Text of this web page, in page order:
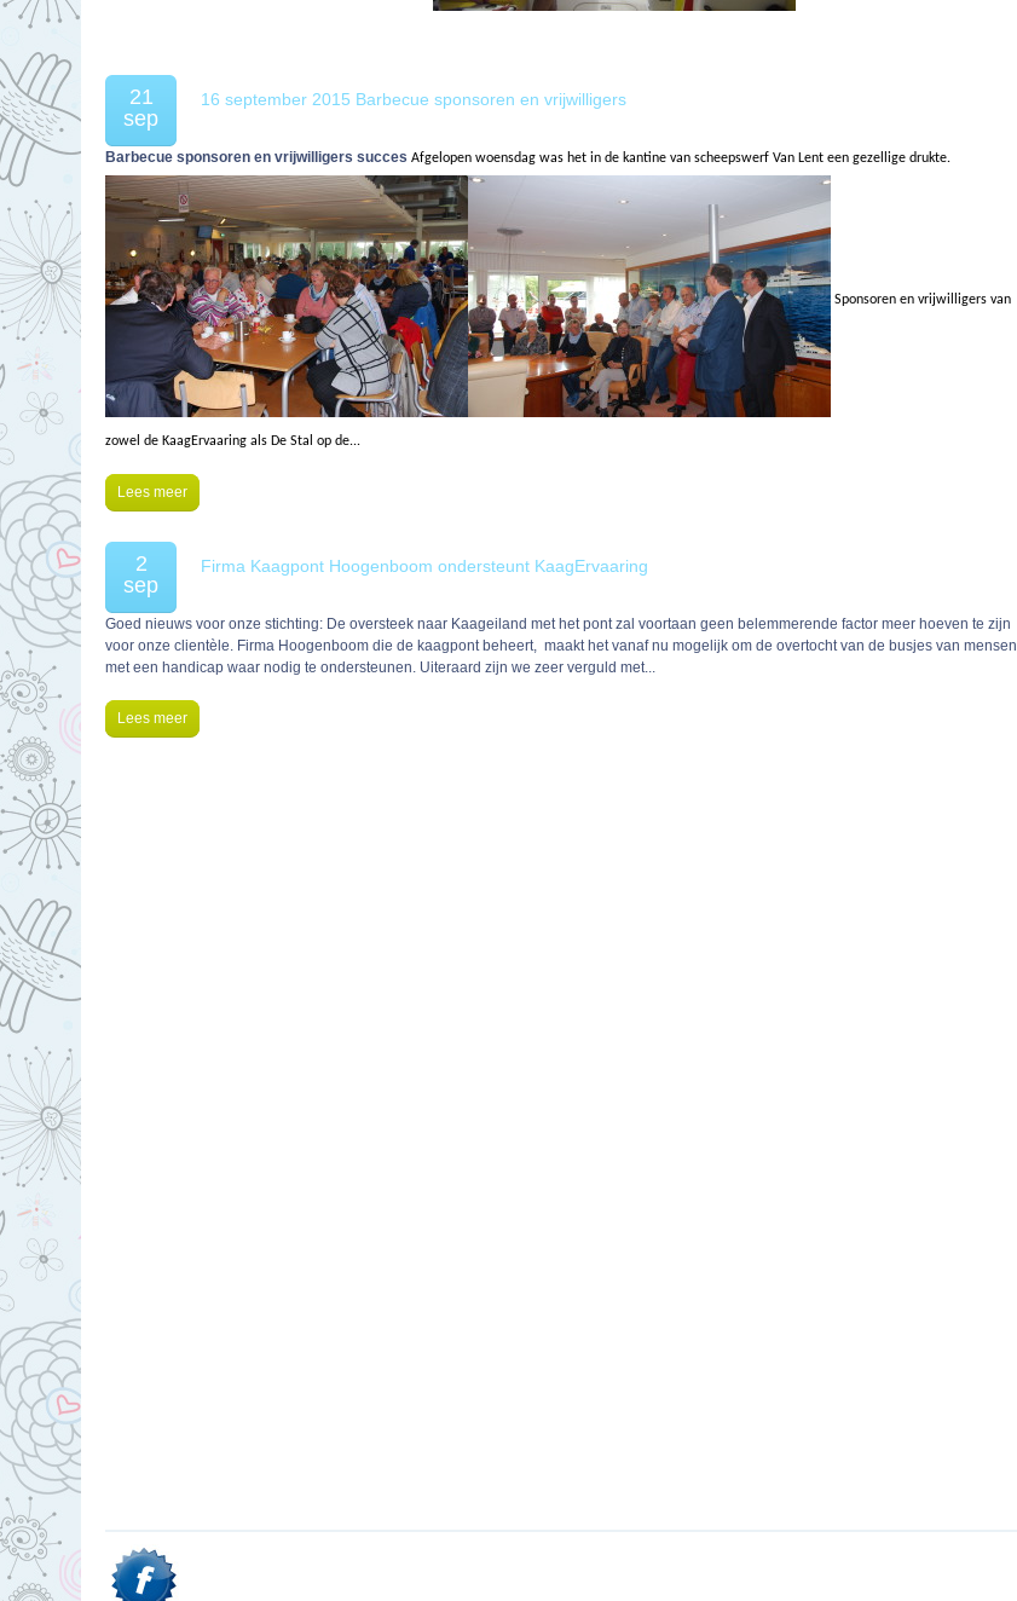
21
sep
16 september 2015 Barbecue sponsoren en vrijwilligers
Barbecue sponsoren en vrijwilligers succes Afgelopen woensdag was het in de kantine van scheepswerf Van Lent een gezellige drukte.
Sponsoren en vrijwilligers van
zowel de KaagErvaaring als De Stal op de...
Lees meer
2
sep
Firma Kaagpont Hoogenboom ondersteunt KaagErvaaring
Goed nieuws voor onze stichting: De oversteek naar Kaageiland met het pont zal voortaan geen belemmerende factor meer hoeven te zijn
voor onze clientèle. Firma Hoogenboom die de kaagpont beheert, maakt het vanaf nu mogelijk om de overtocht van de busjes van mensen
met een handicap waar nodig te ondersteunen. Uiteraard zijn we zeer verguld met...
Lees meer